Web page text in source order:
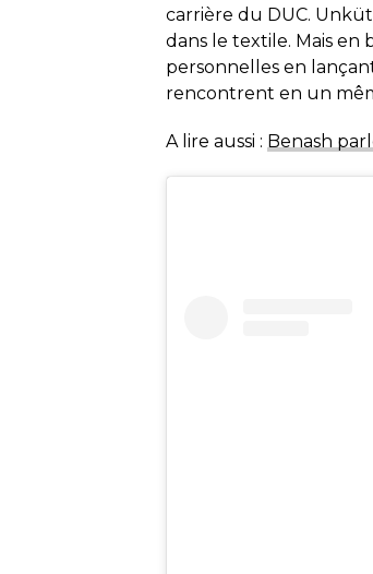
carrière du DUC.
dans le textile. Mais en
personnelles en
rencontrent en un
A lire aussi : Benash